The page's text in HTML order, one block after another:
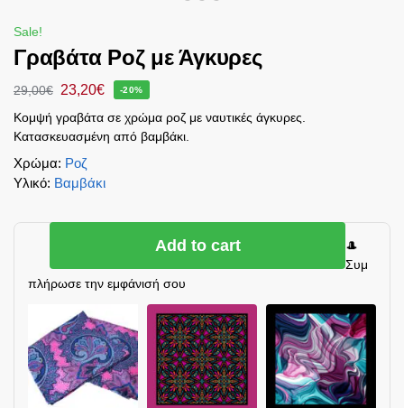
Sale!
Γραβάτα Ροζ με Άγκυρες
29,00€ 23,20€ -20%
Κομψή γραβάτα σε χρώμα ροζ με ναυτικές άγκυρες.
Κατασκευασμένη από βαμβάκι.
Χρώμα: Ροζ
Υλικό: Βαμβάκι
Add to cart
🎩
Συμ
πλήρωσε την εμφάνισή σου